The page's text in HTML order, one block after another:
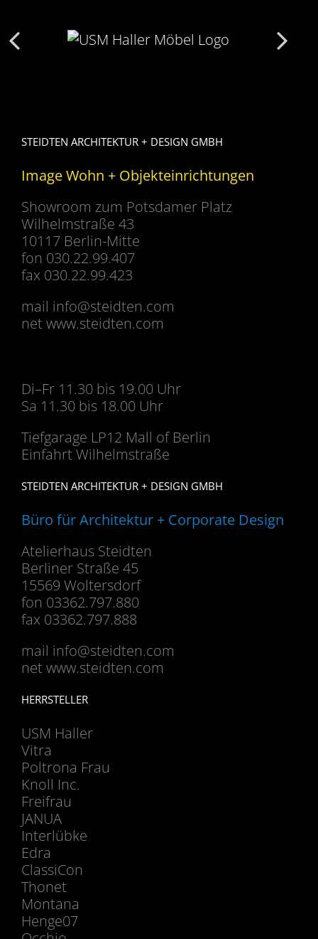
STEIDTEN ARCHITEKTUR + DESIGN GMBH
Image Wohn + Objekteinrichtungen
Showroom zum Potsdamer Platz
Wilhelmstraße 43
10117 Berlin-Mitte
fon 030.22.99.407
fax 030.22.99.423
mail info@steidten.com
net www.steidten.com
Di–Fr 11.30 bis 19.00 Uhr
Sa 11.30 bis 18.00 Uhr
Tiefgarage LP12 Mall of Berlin
Einfahrt Wilhelmstraße
STEIDTEN ARCHITEKTUR + DESIGN GMBH
Büro für Architektur + Corporate Design
Atelierhaus Steidten
Berliner Straße 45
15569 Woltersdorf
fon 03362.797.880
fax 03362.797.888
mail info@steidten.com
net www.steidten.com
HERRSTELLER
USM Haller
Vitra
Poltrona Frau
Knoll Inc.
Freifrau
JANUA
Interlübke
Edra
ClassiCon
Thonet
Montana
Henge07